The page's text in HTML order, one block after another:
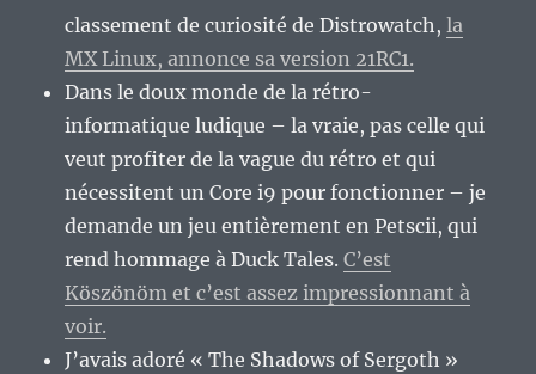
classement de curiosité de Distrowatch,la
MX Linux, annonce sa version 21RC1.
Dans le doux monde de la rétro-
informatique ludique – la vraie, pas celle qui
veut profiter de la vague du rétro et qui
nécessitent un Core i9 pour fonctionner – je
demande un jeu entièrement en Petscii, qui
rend hommage à Duck Tales.C’est
Köszönöm et c’est assez impressionnant à
voir.
J’avais adoré « The Shadows of Sergoth »